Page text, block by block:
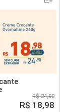
R$ 24,90
R$ 18,98